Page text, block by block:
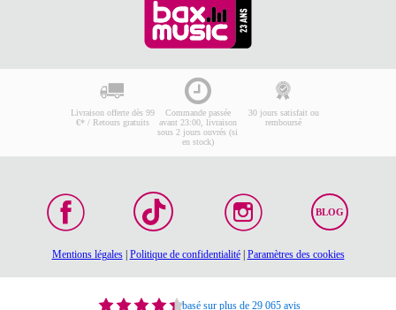
Livraison offerte dès 99
€* / Retours gratuits
Commande passée
avant 23:00, livraison
sous 2 jours ouvrés (si
en stock)
30 jours satisfait ou
remboursé
BLOG
Mentions légales| Politique de confidentialité| Paramètres des cookies
basé sur plus de 29 065 avis